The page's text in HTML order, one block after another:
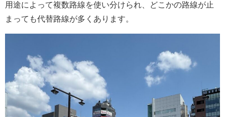
用途によって複数路線を使い分けられ、どこかの路線が止
まっても代替路線が多くあります。